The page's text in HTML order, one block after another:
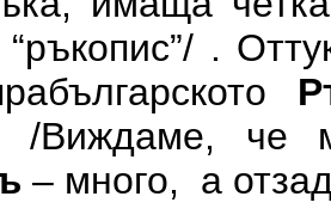
“ръкопис”/ .
/Виждаме, че
– много, а